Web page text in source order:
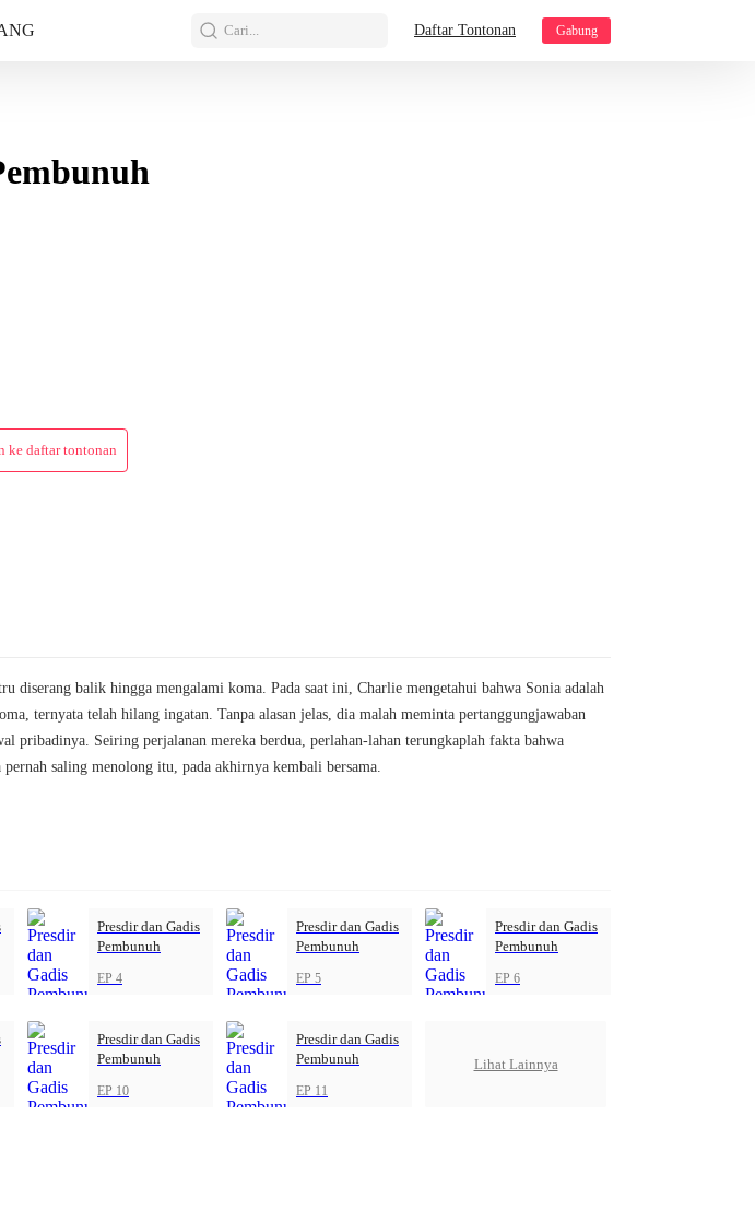
Cari... Daftar Tontonan Gabung
ke daftar tontonan
diserang balik hingga mengalami koma. Pada saat ini, Charlie mengetahui bahwa Sonia adalah
ternyata telah hilang ingatan. Tanpa alasan jelas, dia malah meminta pertanggungjawaban
pribadinya. Seiring perjalanan mereka berdua, perlahan-lahan terungkaplah fakta bahwa
saling menolong itu, pada akhirnya kembali bersama.
Presdir dan Gadis
Pembunuh
EP 4
Presdir dan Gadis
Pembunuh
EP 5
Presdir dan Gadis
Pembunuh
EP 6
Presdir dan Gadis
Pembunuh
EP 10
Presdir dan Gadis
Pembunuh
EP 11
Lihat Lainnya